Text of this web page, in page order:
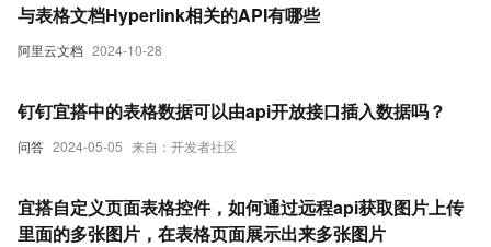
阿里云文档 2024-10-28
与表格文档Hyperlink相关的API有哪些
问答 2024-05-05 来自：开发者社区
钉钉宜搭中的表格数据可以由api开放接口插入数据吗？
宜搭自定义页面表格控件，如何通过远程api获取图片上传
里面的多张图片，在表格页面展示出来多张图片